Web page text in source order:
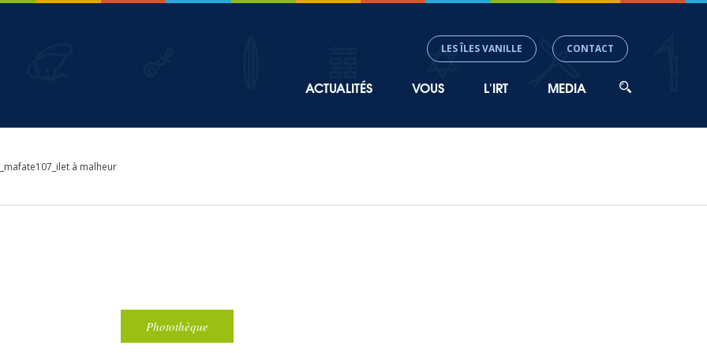
navigation
ACTUALITÉS VOUS L'IRT MEDIA
LES ÎLES VANILLE CONTACT
à malheur
Photothèque